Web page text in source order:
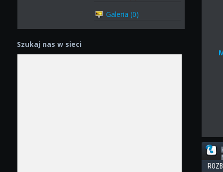
Galeria (0)
Szukaj nas w sieci